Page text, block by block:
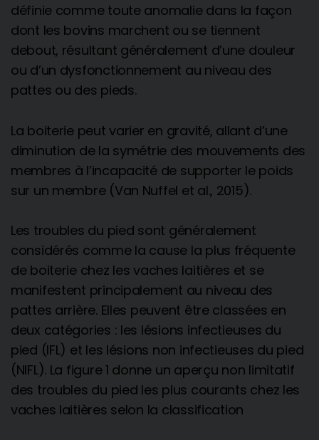
définie comme toute anomalie dans la façon
dont les bovins marchent ou se tiennent
debout, résultant généralement d’une douleur
ou d’un dysfonctionnement au niveau des
pattes ou des pieds.
La boiterie peut varier en gravité, allant d’une
diminution de la symétrie des mouvements des
membres à l’incapacité de supporter le poids
sur un membre (Van Nuffel et al., 2015).
Les troubles du pied sont généralement
considérés comme la cause la plus fréquente
de boiterie chez les vaches laitières et se
manifestent principalement au niveau des
pattes arrière. Elles peuvent être classées en
deux catégories : les lésions infectieuses du
pied (IFL) et les lésions non infectieuses du pied
(NIFL). La figure 1 donne un aperçu non limitatif
des troubles du pied les plus courants chez les
vaches laitières selon la classification